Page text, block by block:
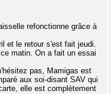
refonctionne grâce à
et le retour s'est fait jeudi.
matin. On a fait un essai
pas, Mamigas est
aux soi-disant SAV qui
elle est complètement